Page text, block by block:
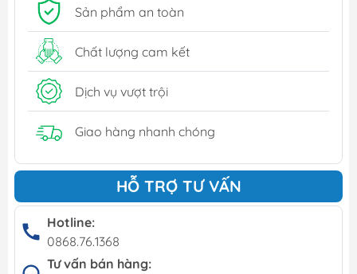
Sản phẩm an toàn
Chất lượng cam kết
Dịch vụ vượt trội
Giao hàng nhanh chóng
HỖ TRỢ TƯ VẤN
Hotline:
0868.76.1368
Tư vấn bán hàng: